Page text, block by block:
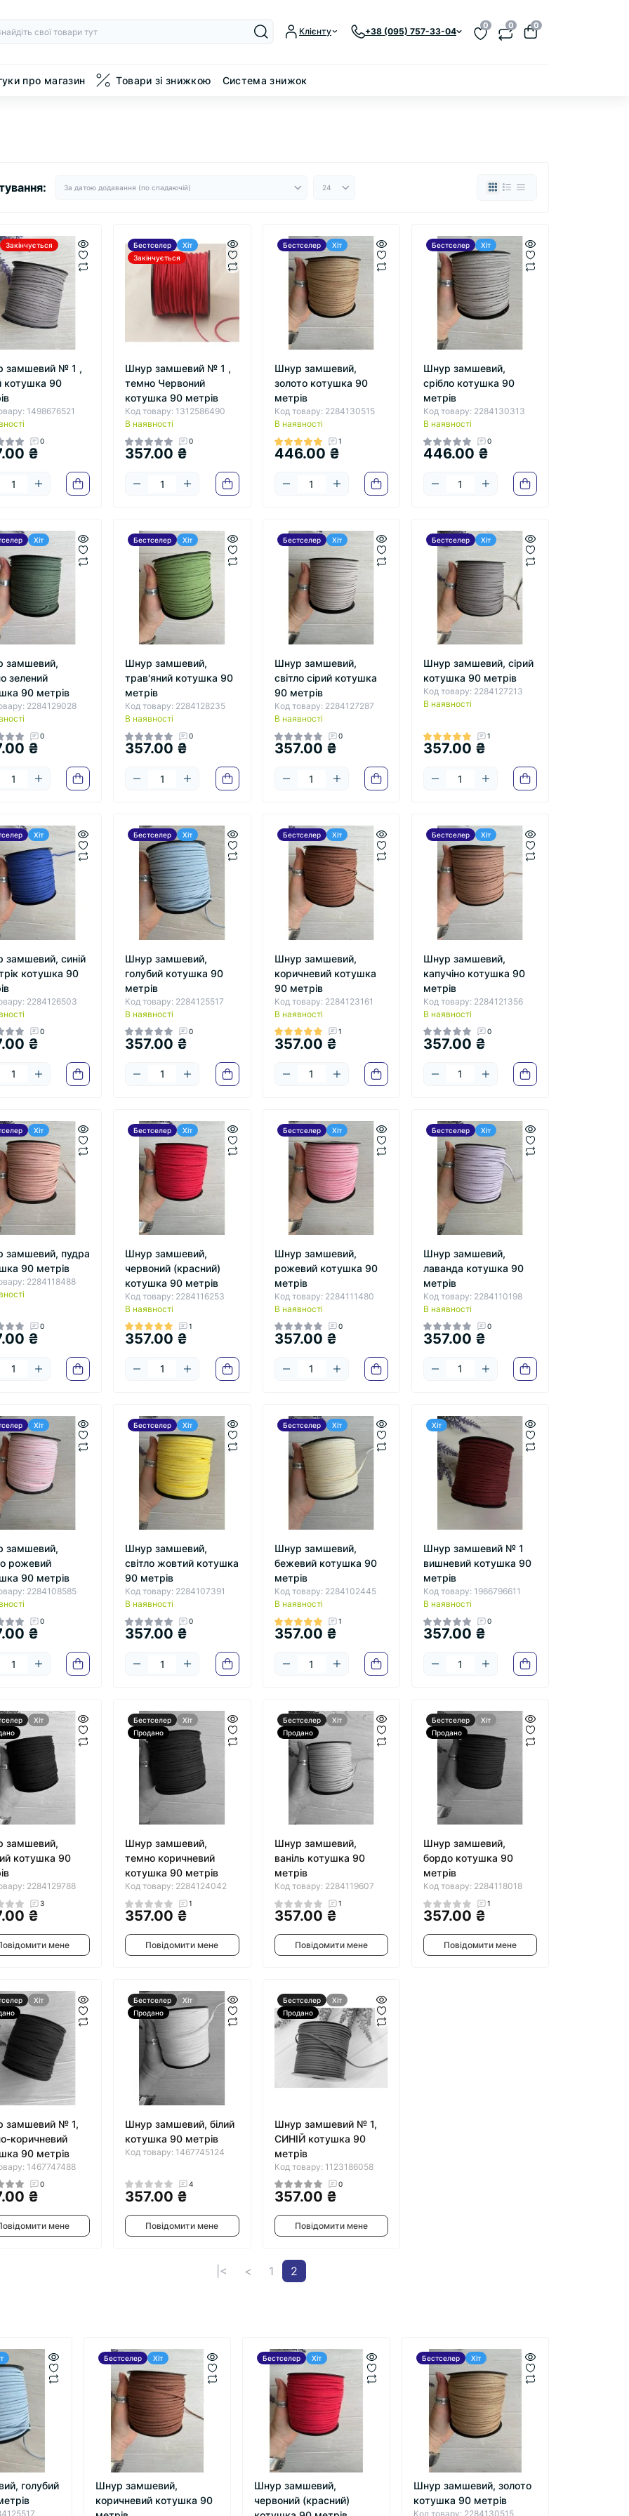
Клієнту +38 (095) 757-33-04
0 0 0
про магазин Товари зі знижкою Система знижок
Закінчується
замшевий № 1 ,
котушка 90
1498676521
0
₴
Бестселер
Хіт
Закінчується
Шнур замшевий № 1 ,
темно Червоний
котушка 90 метрів
Код товару: 1312586490
В наявності
0
357.00 ₴
Бестселер Хіт
Шнур замшевий,
золото котушка 90
метрів
Код товару: 2284130515
В наявності
1
446.00 ₴
Бестселер Хіт
Шнур замшевий,
срібло котушка 90
метрів
Код товару: 2284130313
В наявності
0
446.00 ₴
Хіт
замшевий,
зелений
90 метрів
2284129028
0
₴
Бестселер Хіт
Шнур замшевий,
трав'яний котушка 90
метрів
Код товару: 2284128235
В наявності
0
357.00 ₴
Бестселер Хіт
Шнур замшевий,
світло сірий котушка
90 метрів
Код товару: 2284127287
В наявності
0
357.00 ₴
Бестселер Хіт
Шнур замшевий, сірий
котушка 90 метрів
Код товару: 2284127213
В наявності
1
357.00 ₴
Хіт
замшевий, синій
котушка 90
2284126503
0
₴
Бестселер Хіт
Шнур замшевий,
голубий котушка 90
метрів
Код товару: 2284125517
В наявності
0
357.00 ₴
Бестселер Хіт
Шнур замшевий,
коричневий котушка
90 метрів
Код товару: 2284123161
В наявності
1
357.00 ₴
Бестселер Хіт
Шнур замшевий,
капучіно котушка 90
метрів
Код товару: 2284121356
В наявності
0
357.00 ₴
Хіт
замшевий, пудра
90 метрів
2284118488
0
₴
Бестселер Хіт
Шнур замшевий,
червоний (красний)
котушка 90 метрів
Код товару: 2284116253
В наявності
1
357.00 ₴
Бестселер Хіт
Шнур замшевий,
рожевий котушка 90
метрів
Код товару: 2284111480
В наявності
0
357.00 ₴
Бестселер Хіт
Шнур замшевий,
лаванда котушка 90
метрів
Код товару: 2284110198
В наявності
0
357.00 ₴
Хіт
замшевий,
рожевий
90 метрів
2284108585
0
₴
Бестселер Хіт
Шнур замшевий,
світло жовтий котушка
90 метрів
Код товару: 2284107391
В наявності
0
357.00 ₴
Бестселер Хіт
Шнур замшевий,
бежевий котушка 90
метрів
Код товару: 2284102445
В наявності
1
357.00 ₴
Хіт
Шнур замшевий № 1
вишневий котушка 90
метрів
Код товару: 1966796611
В наявності
0
357.00 ₴
Хіт
замшевий,
котушка 90
2284129788
3
₴
мене
Бестселер
Хіт
Продано
Шнур замшевий,
темно коричневий
котушка 90 метрів
Код товару: 2284124042
1
357.00 ₴
Повідомити мене
Бестселер
Хіт
Продано
Шнур замшевий,
ваніль котушка 90
метрів
Код товару: 2284119607
1
357.00 ₴
Повідомити мене
Бестселер
Хіт
Продано
Шнур замшевий,
бордо котушка 90
метрів
Код товару: 2284118018
1
357.00 ₴
Повідомити мене
Хіт
замшевий № 1,
коричневий
90 метрів
1467747488
0
₴
мене
Бестселер
Хіт
Продано
Шнур замшевий, білий
котушка 90 метрів
Код товару: 1467745124
4
357.00 ₴
Повідомити мене
Бестселер
Хіт
Продано
Шнур замшевий № 1,
СИНІЙ котушка 90
метрів
Код товару: 1123186058
0
357.00 ₴
Повідомити мене
|< < 1 2
голубий
Бестселер Хіт
Шнур замшевий,
коричневий котушка 90
Бестселер Хіт
Шнур замшевий,
червоний (красний)
Бестселер Хіт
Шнур замшевий, золото
котушка 90 метрів
Код товару: 2284130515